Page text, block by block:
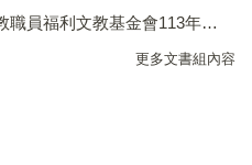
113年度週休二日森林生態及單身聯誼活動訊息
更多文書組內容